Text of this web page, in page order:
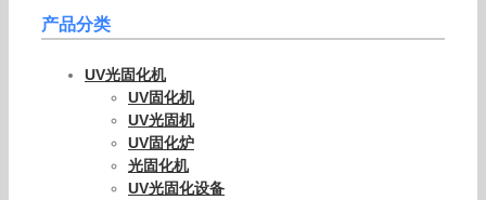
产品分类
UV光固化机
UV固化机
UV光固机
UV固化炉
光固化机
UV光固化设备